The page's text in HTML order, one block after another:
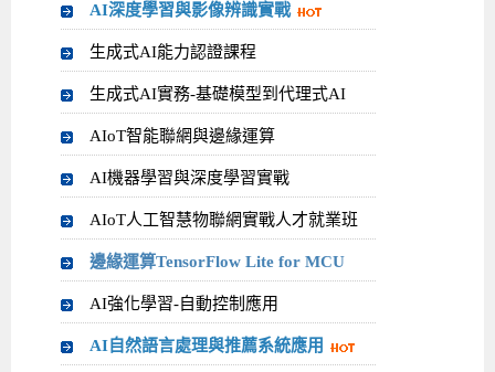
AI深度學習與影像辨識實戰
生成式AI能力認證課程
生成式AI實務-基礎模型到代理式AI
AIoT智能聯網與邊緣運算
AI機器學習與深度學習實戰
AIoT人工智慧物聯網實戰人才就業班
邊緣運算TensorFlow Lite for MCU
AI強化學習-自動控制應用
AI自然語言處理與推薦系統應用